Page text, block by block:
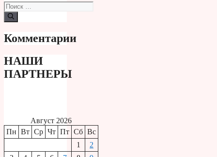
Поиск:
Комментарии
НАШИ
ПАРТНЕРЫ
Август 2026
Пн Вт Ср Чт Пт Сб Вс
1
2